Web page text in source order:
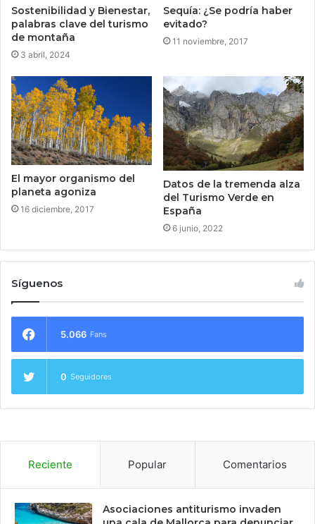
Sostenibilidad y Bienestar,
palabras clave del turismo
de montaña
3 abril, 2024
Sequía: ¿Se podría haber
evitado?
11 noviembre, 2017
El mayor organismo del
planeta agoniza
16 diciembre, 2017
Datos de la tremenda alza
del Turismo Verde en
España
6 junio, 2022
Síguenos
5.066 Fans
0 Seguidores
Reciente Popular Comentarios
Asociaciones antiturismo invaden